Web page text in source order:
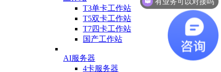
T3单卡工作站
T5双卡工作站
T7四卡工作站
国产工作站
AI服务器
4卡服务器